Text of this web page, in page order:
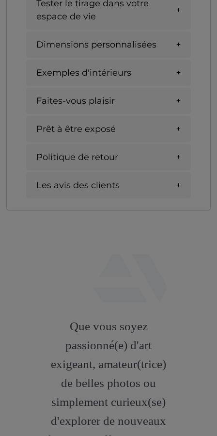
Tester le tirage dans votre
espace de vie
Dimensions personnalisées
Exemples d'intérieurs
Faites-vous plaisir
Prêt à être exposé
Politique de retour
Les avis des clients
Que vous soyez
passionné(e) d'art
exigeant, amateur(trice)
de belles photos ou
simplement curieux(se)
d'explorer de nouveaux